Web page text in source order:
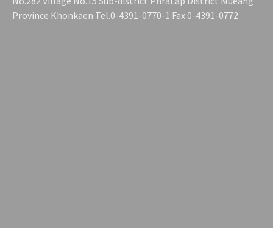
Province Khonkaen Tel.0-4391-0770-1 Fax.0-4391-0772